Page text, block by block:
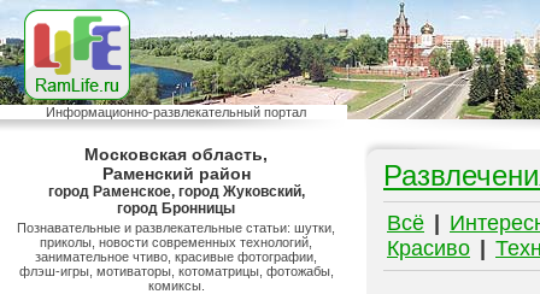
Информационно-развлекательный портал
Московская область,
Раменский район
город Раменское, город Жуковский,
город Бронницы
Познавательные и развлекательные статьи: шутки,
приколы, новости современных технологий,
занимательное чтиво, красивые фотографии,
флэш-игры, мотиваторы, котоматрицы, фотожабы,
комиксы.
Всё
Красиво